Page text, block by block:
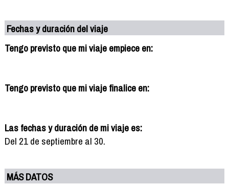
Fechas y duración del viaje
Tengo previsto que mi viaje empiece en:
Tengo previsto que mi viaje finalice en:
Las fechas y duración de mi viaje es:
Del 21 de septiembre al 30.
MÁS DATOS